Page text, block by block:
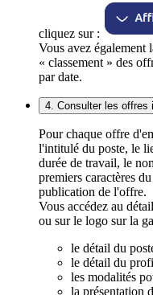
cliquez sur :
Vous avez également
« classement » des
par date.
4. Consulter les offres
Pour chaque offre
l'intitulé du poste, le
durée de travail, le
premiers caractères
publication de l'offre.
Vous accédez au
ou sur le logo sur la
le détail du
le détail du
les modalités
la présentation